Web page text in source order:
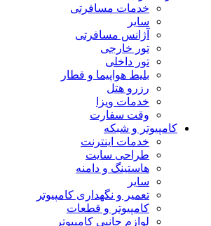
خدمات مسافرتی
سایر
آژانس مسافرتی
تور خارجی
تور داخلی
بلیط هواپیما و قطار
رزرو هتل
خدمات ویزا
وقت سفارت
کامپیوتر و شبکه
خدمات اینترنت
طراحی سایت
هاستینگ و دامنه
سایر
تعمیر و نگهداری کامپیوتر
کامپیوتر و قطعات
لوازم جانبی کامپیوتر